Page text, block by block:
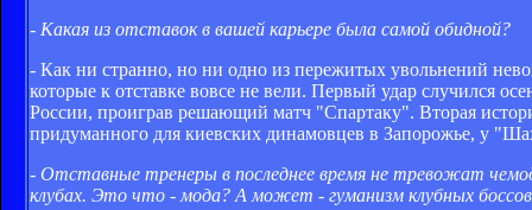
- Какая из отставок в вашей карьере была самой обидной?
- Как ни странно, но ни одно из пережитых увольнений
которые к отставке вовсе не вели. Первый удар случился
России, проиграв решающий матч "Спартаку". Вторая
придуманного для киевских динамовцев в Запорожье, у
- Отставные тренеры в последнее время не тревожат
клубах. Это что - мода? А может - гуманизм клубных